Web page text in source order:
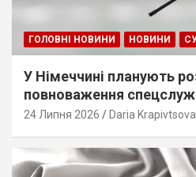
ГОЛОВНІ НОВИНИ НОВИНИ
У Німеччині планують
повноваження
стеження
24 Липня 2026 Daria Krapivtsova